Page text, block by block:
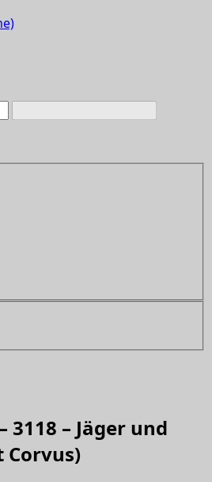
3118 – Jäger und
Corvus)